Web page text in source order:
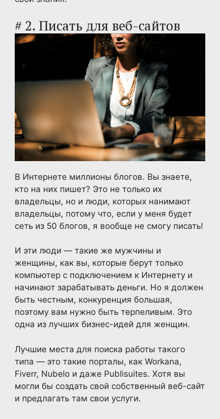
# 2. Писать для веб-сайтов
В Интернете миллионы блогов. Вы знаете,
кто на них пишет? Это не только их
владельцы, но и люди, которых нанимают
владельцы, потому что, если у меня будет
сеть из 50 блогов, я вообще не смогу писать!
И эти люди — такие же мужчины и
женщины, как вы, которые берут только
компьютер с подключением к Интернету и
начинают зарабатывать деньги. Но я должен
быть честным, конкуренция большая,
поэтому вам нужно быть терпеливым. Это
одна из лучших бизнес-идей для женщин.
Лучшие места для поиска работы такого
типа — это такие порталы, как Workana,
Fiverr, Nubelo и даже Publisuites. Хотя вы
могли бы создать свой собственный веб-сайт
и предлагать там свои услуги.